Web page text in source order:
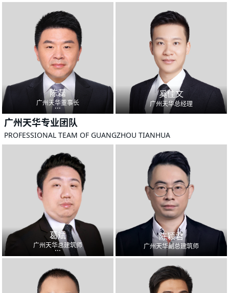
陈磊
广州天华董事长
...
奚佳文
广州天华总经理
广州天华专业团队
PROFESSIONAL TEAM OF GUANGZHOU TIANHUA
葛斌
广州天华总建筑师
...
陈颖君
广州天华副总建筑师